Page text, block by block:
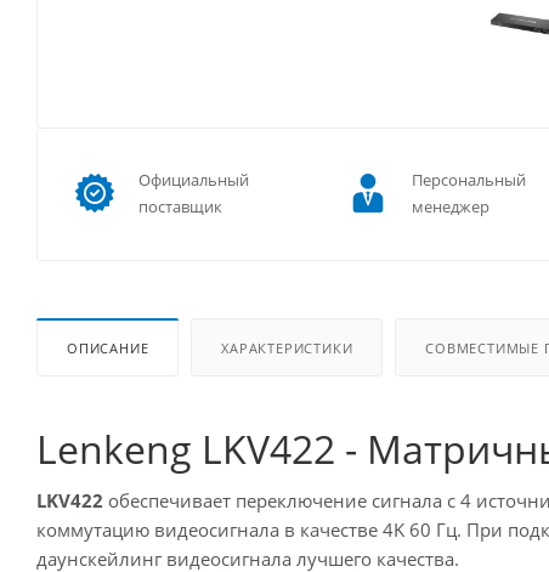
Официальный
поставщик
Персональный
менеджер
ОПИСАНИЕ ХАРАКТЕРИСТИКИ СОВМЕСТИМЫЕ
Lenkeng LKV422 -
LKV422 обеспечивает переключение сигнала с 4
коммутацию видеосигнала в качестве 4K 60 Гц. При
даунскейлинг видеосигнала лучшего качества.